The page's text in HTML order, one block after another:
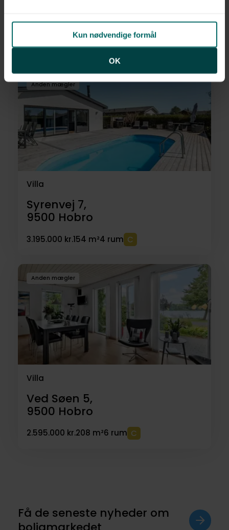
Kun nødvendige formål
OK
9500Hobro
2.595.000 kr.173 m²4 rum
Anden mægler
Villa
Syrenvej 7,
9500 Hobro
3.195.000 kr.154 m²4 rum
Anden mægler
Villa
Ved Søen 5,
9500 Hobro
2.595.000 kr.208 m²6 rum
Få de seneste nyheder om